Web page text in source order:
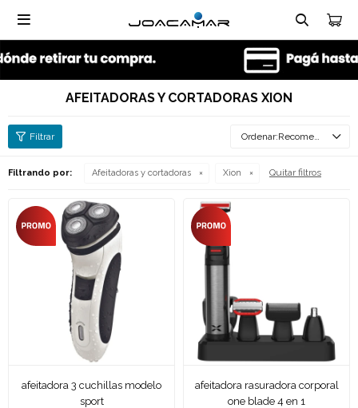

AFEITADORAS Y CORTADORAS XION
Recomendados
Filtrando por: Afeitadoras y cortadoras Xion Quitar filtros
afeitadora 3 cuchillas modelo
sport
afeitadora rasuradora corporal
one blade 4 en 1